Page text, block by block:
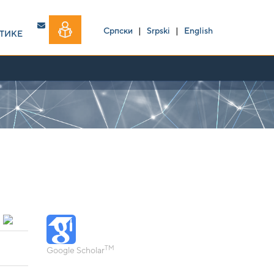
Српски |Srpski | English
Google ScholarTM